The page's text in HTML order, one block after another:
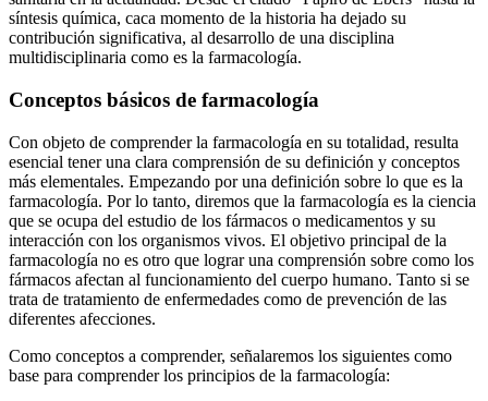
síntesis química, caca momento de la historia ha dejado su
contribución significativa, al desarrollo de una disciplina
multidisciplinaria como es la farmacología.
Conceptos básicos de farmacología
Con objeto de comprender la farmacología en su totalidad, resulta
esencial tener una clara comprensión de su definición y conceptos
más elementales. Empezando por una definición sobre lo que es la
farmacología. Por lo tanto, diremos que la farmacología es la ciencia
que se ocupa del estudio de los fármacos o medicamentos y su
interacción con los organismos vivos. El objetivo principal de la
farmacología no es otro que lograr una comprensión sobre como los
fármacos afectan al funcionamiento del cuerpo humano. Tanto si se
trata de tratamiento de enfermedades como de prevención de las
diferentes afecciones.
Como conceptos a comprender, señalaremos los siguientes como
base para comprender los principios de la farmacología: